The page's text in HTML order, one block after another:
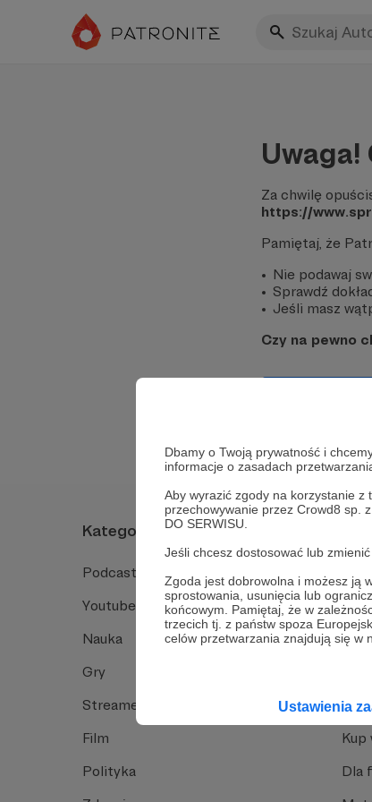
Dbamy o Twoją prywatność i
informacje o zasadach
Aby wyrazić zgody na korzystanie
przechowywanie przez Crowd8 sp.
DO SERWISU.
Jeśli chcesz dostosować lub
Zgoda jest dobrowolna i możesz ją
sprostowania, usunięcia lub
końcowym. Pamiętaj, że w
trzecich tj. z państw spoza
celów przetwarzania znajdują się w
Ustawienia
Uwaga!
Za chwilę
https://
Pamiętaj, że
Nie podawaj
Sprawdź
Jeśli masz
Czy na pewno
Kategorie
Podcast
Youtube
Nauka
Gry
Streamerzy
Film
Polityka
Jak
Kup
Dla